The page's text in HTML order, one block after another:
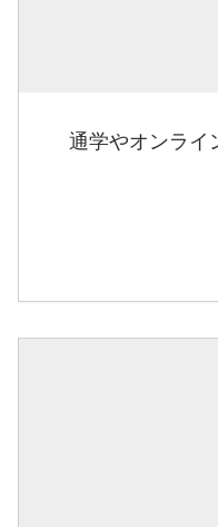
通学やオンライ